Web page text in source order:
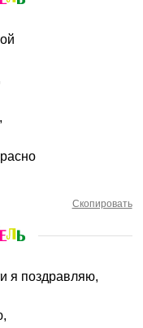
Скопировать
я поздравляю,